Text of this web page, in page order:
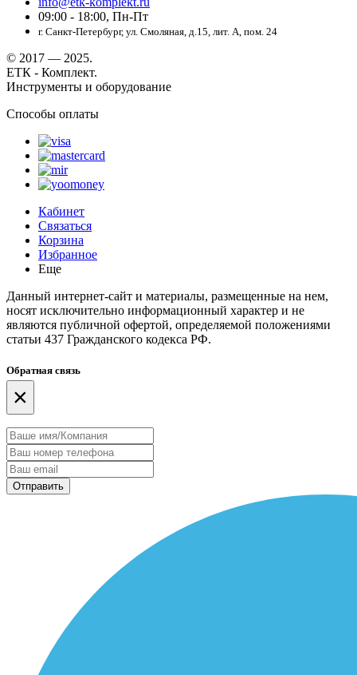
09:00 - 18:00, Пн-Пт
г. Санкт-Петербург, ул. Смоляная, д.15, лит. А, пом. 24
© 2017 — 2025.
ЕТК - Комплект.
Инструменты и оборудование
Способы оплаты
Кабинет
Связаться
Корзина
Избранное
Еще
Данный интернет-сайт и материалы, размещенные на нем,
носят исключительно информационный характер и не
являются публичной офертой, определяемой положениями
статьи 437 Гражданского кодекса РФ.
Обратная связь
×
Отправить